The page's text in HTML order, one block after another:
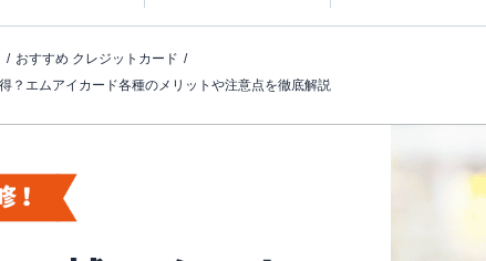
おすすめ クレジットカード
？エムアイカード各種のメリットや注意点を徹底解説